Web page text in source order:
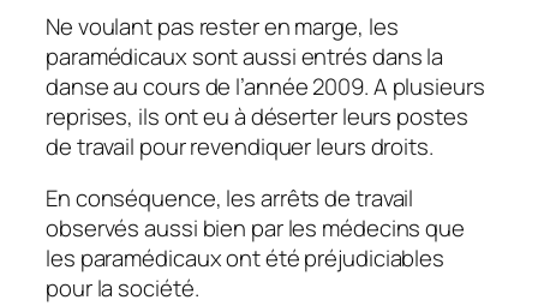
Ne voulant pas rester en marge, les
paramédicaux sont aussi entrés dans la
danse au cours de l’année 2009. A plusieurs
reprises, ils ont eu à déserter leurs postes
de travail pour revendiquer leurs droits.
En conséquence, les arrêts de travail
observés aussi bien par les médecins que
les paramédicaux ont été préjudiciables
pour la société.